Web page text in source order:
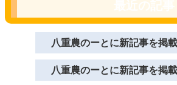
八重農のーとに新記事を掲
八重農のーとに新記事を掲